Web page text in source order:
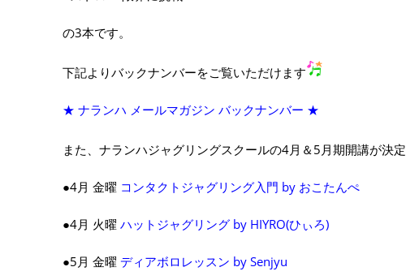
の3本です。
下記よりバックナンバーをご覧いただけます
★ ナランハ メールマガジン バックナンバー ★
また、ナランハジャグリングスクールの4月＆5月期開講が決
●4月 金曜 コンタクトジャグリング入門 by おこたんぺ
●4月 火曜 ハットジャグリング by HIYRO(ひぃろ)
●5月 金曜 ディアボロレッスン by Senjyu